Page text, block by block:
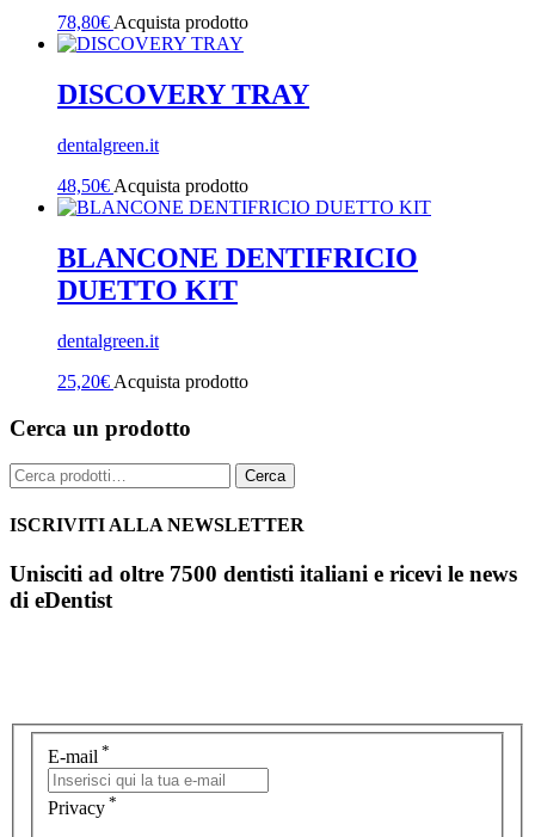
78,80€ Acquista prodotto
DISCOVERY TRAY
dentalgreen.it
48,50€ Acquista prodotto
BLANCONE DENTIFRICIO
DUETTO KIT
dentalgreen.it
25,20€ Acquista prodotto
Cerca un prodotto
Cerca: Cerca
ISCRIVITI ALLA NEWSLETTER
Unisciti ad oltre 7500 dentisti italiani e ricevi le news
di eDentist
E-mail *
Privacy *